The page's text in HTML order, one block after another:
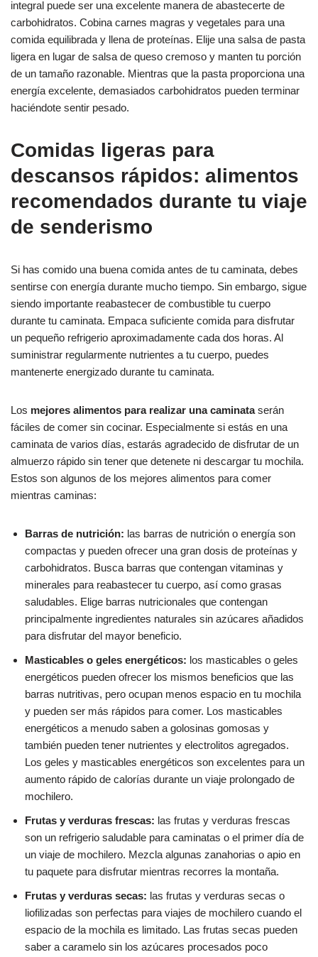
integral puede ser una excelente manera de abastecerte de
carbohidratos. Cobina carnes magras y vegetales para una
comida equilibrada y llena de proteínas. Elije una salsa de pasta
ligera en lugar de salsa de queso cremoso y manten tu porción
de un tamaño razonable. Mientras que la pasta proporciona una
energía excelente, demasiados carbohidratos pueden terminar
haciéndote sentir pesado.
Comidas ligeras para
descansos rápidos: alimentos
recomendados durante tu viaje
de senderismo
Si has comido una buena comida antes de tu caminata, debes
sentirse con energía durante mucho tiempo. Sin embargo, sigue
siendo importante reabastecer de combustible tu cuerpo
durante tu caminata. Empaca suficiente comida para disfrutar
un pequeño refrigerio aproximadamente cada dos horas. Al
suministrar regularmente nutrientes a tu cuerpo, puedes
mantenerte energizado durante tu caminata.
Los mejores alimentos para realizar una caminataserán
fáciles de comer sin cocinar. Especialmente si estás en una
caminata de varios días, estarás agradecido de disfrutar de un
almuerzo rápido sin tener que detenete ni descargar tu mochila.
Estos son algunos de los mejores alimentos para comer
mientras caminas:
Barras de nutrición: las barras de nutrición o energía son
compactas y pueden ofrecer una gran dosis de proteínas y
carbohidratos. Busca barras que contengan vitaminas y
minerales para reabastecer tu cuerpo, así como grasas
saludables. Elige barras nutricionales que contengan
principalmente ingredientes naturales sin azúcares añadidos
para disfrutar del mayor beneficio.
Masticables o geles energéticos: los masticables o geles
energéticos pueden ofrecer los mismos beneficios que las
barras nutritivas, pero ocupan menos espacio en tu mochila
y pueden ser más rápidos para comer. Los masticables
energéticos a menudo saben a golosinas gomosas y
también pueden tener nutrientes y electrolitos agregados.
Los geles y masticables energéticos son excelentes para un
aumento rápido de calorías durante un viaje prolongado de
mochilero.
Frutas y verduras frescas: las frutas y verduras frescas
son un refrigerio saludable para caminatas o el primer día de
un viaje de mochilero. Mezcla algunas zanahorias o apio en
tu paquete para disfrutar mientras recorres la montaña.
Frutas y verduras secas: las frutas y verduras secas o
liofilizadas son perfectas para viajes de mochilero cuando el
espacio de la mochila es limitado. Las frutas secas pueden
saber a caramelo sin los azúcares procesados ​​poco